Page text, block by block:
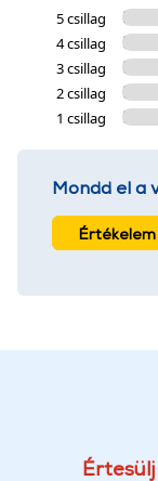
5 csillag
4 csillag
3 csillag
2 csillag
1 csillag
Mondd el a
Értékelem